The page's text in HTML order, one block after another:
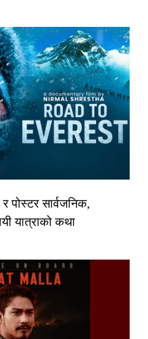
पोस्टर सार्वजनिक,
यात्राको कथा